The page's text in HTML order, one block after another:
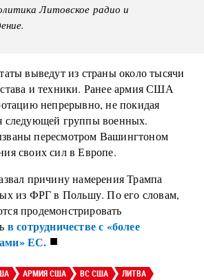
Литовское радио и
выведут из страны около тысячи
и техники. Ранее армия США
непрерывно, не покидая
следующей группы военных.
пересмотром Вашингтоном
своих сил в Европе.
причину намерения Трампа
из ФРГ в Польшу. По его словам,
продемонстрировать
в сотрудничестве с «более
ЕС. ■
АРМИЯ США ВС США
ЛИТВА